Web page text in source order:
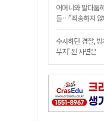
어머니와 말다툼
들…"죄송하지 않
수사하던 경찰,
부지' 된 사연은